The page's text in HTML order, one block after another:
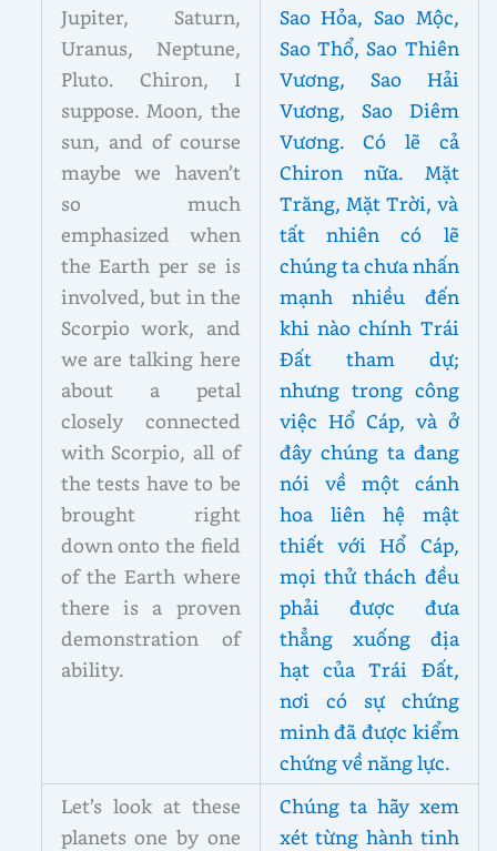
Jupiter, Saturn,
Uranus, Neptune,
Pluto. Chiron, I
suppose. Moon, the
sun, and of course
maybe we haven’t
so much
emphasized when
the Earth per se is
involved, but in the
Scorpio work, and
we are talking here
about a petal
closely connected
with Scorpio, all of
the tests have to be
brought right
down onto the field
of the Earth where
there is a proven
demonstration of
ability.
Sao Hỏa, Sao Mộc,
Sao Thổ, Sao Thiên
Vương, Sao Hải
Vương, Sao Diêm
Vương. Có lẽ cả
Chiron nữa. Mặt
Trăng, Mặt Trời, và
tất nhiên có lẽ
chúng ta chưa nhấn
mạnh nhiều đến
khi nào chính Trái
Đất tham dự;
nhưng trong công
việc Hổ Cáp, và ở
đây chúng ta đang
nói về một cánh
hoa liên hệ mật
thiết với Hổ Cáp,
mọi thử thách đều
phải được đưa
thẳng xuống địa
hạt của Trái Đất,
nơi có sự chứng
minh đã được kiểm
chứng về năng lực.
Let’s look at these
planets one by one
Chúng ta hãy xem
xét từng hành tinh